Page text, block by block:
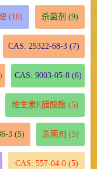
(10) 杀菌剂 (9)
CAS: 25322-68-3 (7)
CAS: 9003-05-8(6)
维生素E醋酸酯 (5)
3(5) 杀菌剂 (5)
CAS: 557-04-0(5)